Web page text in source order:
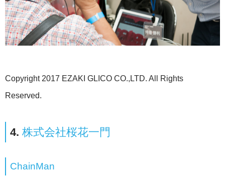
Copyright 2017 EZAKI GLICO CO.,LTD. All Rights
Reserved.
4. 株式会社桜花一門
ChainMan